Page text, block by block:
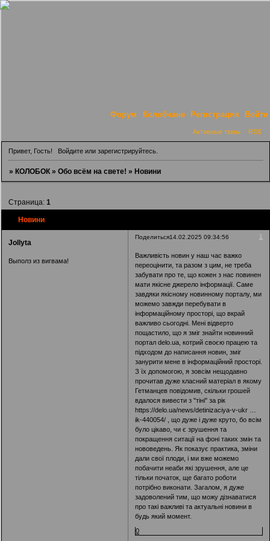
Форум Колобчане Регистрация Войти
Активные темы RSS
Привет, Гость! Войдитеили зарегистрируйтесь.
»КОЛОБОК »Обо всём на свете! »Новини
Новини
Страница:1
Поделиться 1
14.02.2025 09:34:56
Jollyta
Выполз из вигвама!
Важливість новин у наш час важко
переоцінити, та разом з цим, не треба
забувати про те, що кожен з нас повинен
мати якісне джерело інформації. Саме
завдяки якісному новинному порталу, ми
можемо завжди перебувати в
інформаційному просторі, що вкрай
важливо сьогодні. Мені відверто
пощастило, що я зміг знайти новинний
портал delo.ua, котрий своєю працею та
підходом до написання новин, зміг
занурити мене в інформаційний просторі.
З їх допомогою, я зовсім нещодавно
прочитав дуже класний матеріал в якому
Гетманцев повідомив, скільки грошей
вдалося вивести з "тіні" за рік
https://delo.ua/news/detinizaciya-v-ukr …
ik-440054/ , що дуже і дуже круто, бо всім
було цікаво, чи є зрушення та
покращення ситації на фоні таких змін та
нововедень. Як показує практика, зміни
дали свої плоди, і ми вже можемо
побачити неаби які зрушення, але це
тільки початок, ще багато роботи
потрібно виконати. Загалом, я дуже
задоволений тим, що можу дізнаватися
про такі важливі та актуальні новини в
будь який момент.
0